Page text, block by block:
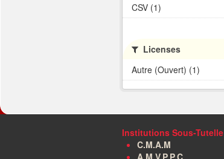
CSV (1)
Licenses
Autre (Ouvert) (1)
Institutions Sous-Tutelle
C.M.A.M
A.M.V.P.P.C